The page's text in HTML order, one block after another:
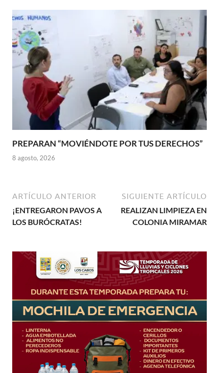
PREPARAN “MOVIÉNDOTE POR TUS DERECHOS”
8 agosto, 2026
ARTÍCULO ANTERIOR
¡ENTREGARON PAVOS A
LOS BURÓCRATAS!
SIGUIENTE ARTÍCULO
REALIZAN LIMPIEZA EN
COLONIA MIRAMAR